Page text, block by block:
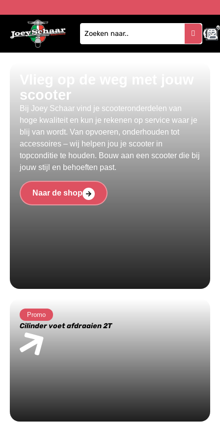
0
1
scooter
Bij Joey Schaar vind je scooteronderdelen van
hoge kwaliteit en kun je rekenen op service waar je
blij van wordt. Van opvoeren, onderhouden tot
accessoires – wij helpen jou je scooter in
topconditie te houden. Bouw aan een scooter die bij
jouw stijl en behoeften past.
Naar de shop
Promo
Cilinder voet afdraaien 2T